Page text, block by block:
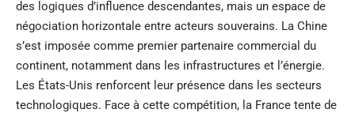
des logiques d’influence descendantes, mais un espace de
négociation horizontale entre acteurs souverains. La Chine
s’est imposée comme premier partenaire commercial du
continent, notamment dans les infrastructures et l’énergie.
Les États-Unis renforcent leur présence dans les secteurs
technologiques. Face à cette compétition, la France tente de